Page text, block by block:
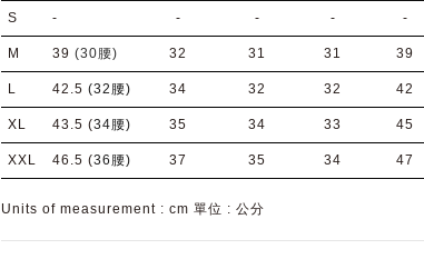
S - - - - -
M 39(30腰) 32 31 31 39
L 42.5(32腰) 34 32 32 42
XL 43.5 (34腰) 35 34 33 45
XXL 46.5 (36腰) 37 35 34 47
Units of measurement : cm 單位 : 公分